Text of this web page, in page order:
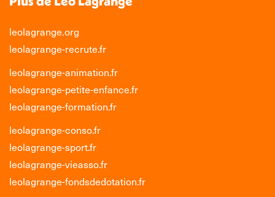
leolagrange.org
leolagrange-recrute.fr
leolagrange-animation.fr
leolagrange-petite-enfance.fr
leolagrange-formation.fr
leolagrange-conso.fr
leolagrange-sport.fr
leolagrange-vieasso.fr
leolagrange-fondsdedotation.fr